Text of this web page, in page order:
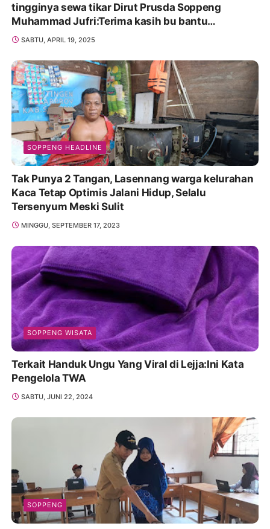
tingginya sewa tikar Dirut Prusda Soppeng
Muhammad Jufri:Terima kasih bu bantu
Promosikan
SABTU, APRIL 19, 2025
SOPPENG HEADLINE
Tak Punya 2 Tangan, Lasennang warga kelurahan
Kaca Tetap Optimis Jalani Hidup, Selalu
Tersenyum Meski Sulit
MINGGU, SEPTEMBER 17, 2023
SOPPENG WISATA
Terkait Handuk Ungu Yang Viral di Lejja:Ini Kata
Pengelola TWA
SABTU, JUNI 22, 2024
SOPPENG